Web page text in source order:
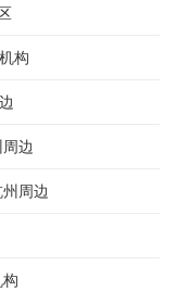
构
边
周边